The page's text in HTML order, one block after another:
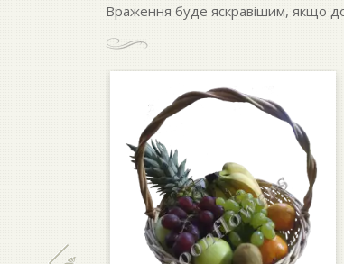
Враження буде яскравішим, якщо
‹